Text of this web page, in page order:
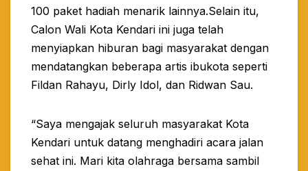
100 paket hadiah menarik lainnya.Selain itu,
Calon Wali Kota Kendari ini juga telah
menyiapkan hiburan bagi masyarakat dengan
mendatangkan beberapa artis ibukota seperti
Fildan Rahayu, Dirly Idol, dan Ridwan Sau.
“Saya mengajak seluruh masyarakat Kota
Kendari untuk datang menghadiri acara jalan
sehat ini. Mari kita olahraga bersama sambil